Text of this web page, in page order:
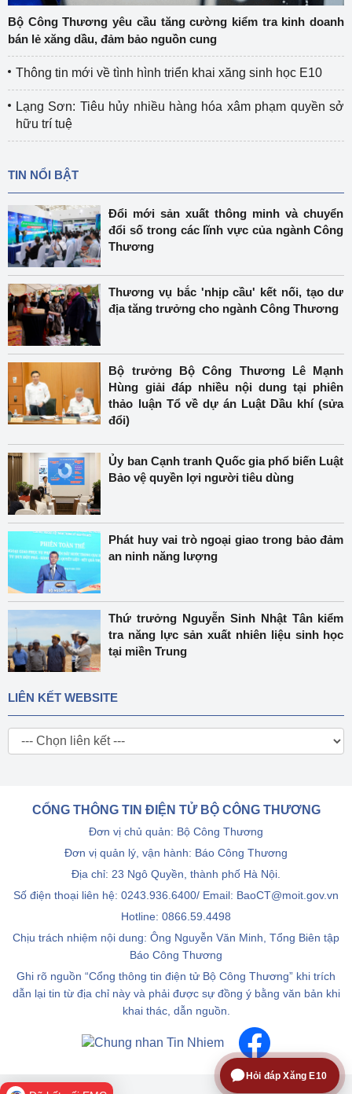
Bộ Công Thương yêu cầu tăng cường kiểm tra kinh doanh
bán lẻ xăng dầu, đảm bảo nguồn cung
Thông tin mới về tình hình triển khai xăng sinh học E10
Lạng Sơn: Tiêu hủy nhiều hàng hóa xâm phạm quyền sở
hữu trí tuệ
TIN NỔI BẬT
Đổi mới sản xuất thông minh và chuyển
đổi số trong các lĩnh vực của ngành Công
Thương
Thương vụ bắc 'nhịp cầu' kết nối, tạo dư
địa tăng trưởng cho ngành Công Thương
Bộ trưởng Bộ Công Thương Lê Mạnh
Hùng giải đáp nhiều nội dung tại phiên
thảo luận Tổ về dự án Luật Dầu khí (sửa
đổi)
Ủy ban Cạnh tranh Quốc gia phổ biến Luật
Bảo vệ quyền lợi người tiêu dùng
Phát huy vai trò ngoại giao trong bảo đảm
an ninh năng lượng
Thứ trưởng Nguyễn Sinh Nhật Tân kiểm
tra năng lực sản xuất nhiên liệu sinh học
tại miền Trung
LIÊN KẾT WEBSITE
CỔNG THÔNG TIN ĐIỆN TỬ BỘ CÔNG THƯƠNG
Đơn vị chủ quản: Bộ Công Thương
Đơn vị quản lý, vận hành: Báo Công Thương
Địa chỉ: 23 Ngô Quyền, thành phố Hà Nội.
Số điện thoại liên hệ: 0243.936.6400/ Email: BaoCT@moit.gov.vn
Hotline: 0866.59.4498
Chịu trách nhiệm nội dung: Ông Nguyễn Văn Minh, Tổng Biên tập
Báo Công Thương
Ghi rõ nguồn “Cổng thông tin điện tử Bộ Công Thương” khi trích
dẫn lại tin từ địa chỉ này và phải được sự đồng ý bằng văn bản khi
khai thác, dẫn nguồn.
Hỏi đáp Xăng E10